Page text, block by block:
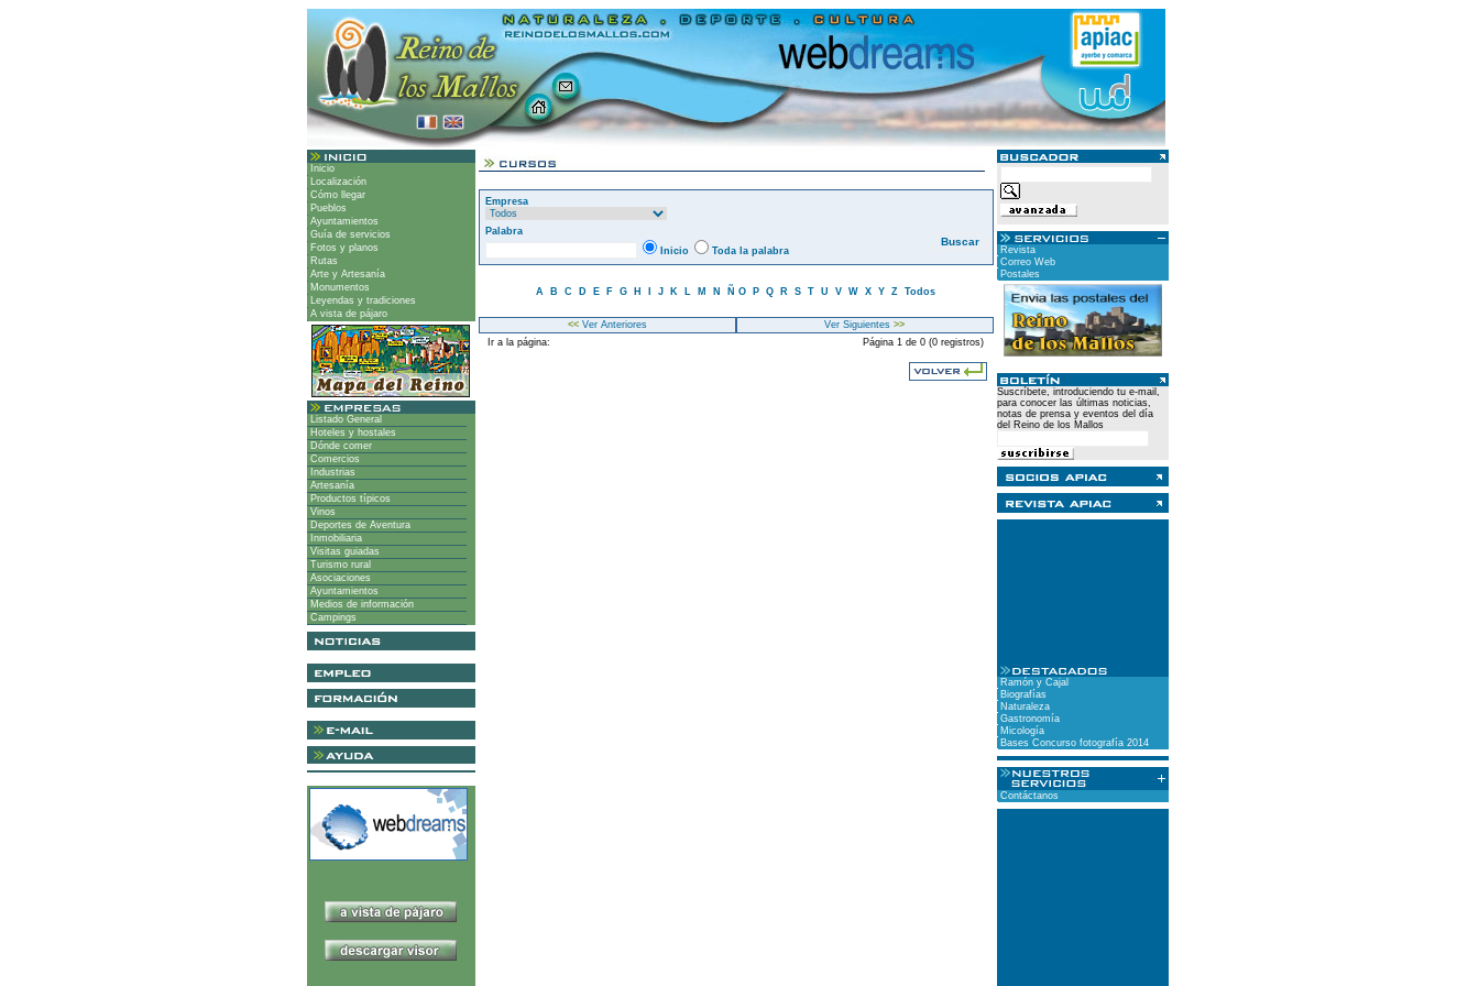
Inicio
Localización
Cómo llegar
Pueblos
Ayuntamientos
Guía de servicios
Fotos y planos
Rutas
Arte y Artesanía
Monumentos
Leyendas y tradiciones
A vista de pájaro
Listado General
Hoteles y hostales
Dónde comer
Comercios
Industrias
Artesanía
Productos típicos
Vinos
Deportes de Aventura
Inmobiliaria
Visitas guiadas
Turismo rural
Asociaciones
Ayuntamientos
Medios de información
Campings
Empresa
Palabra
Inicio
Toda la palabra
A B C D E F G H J K L M N Ñ O P Q R S T U V W X Y Z Todos
<<Ver Anteriores Ver Siguientes >>
Ir a la página:
Página 1 de 0 (0 registros)
Revista
Correo Web
Postales
Suscríbete, introduciendo tu e-mail,
para conocer las últimas noticias,
notas de prensa y eventos del día
del Reino de los Mallos
Ramón y Cajal
Biografías
Naturaleza
Gastronomía
Micología
Bases Concurso fotografía 2014
Contáctanos